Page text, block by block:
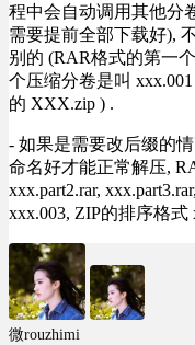
程中会自动调用其他分
需要提前全部下载好),
别的 (RAR格式的第一
个压缩分卷是叫
的 XXX.zip ) .
- 如果是需要改后缀的
命名好才能正常解压,
xxx.part2.rar,
xxx.003, ZIP的排序格式
微rouzhimi